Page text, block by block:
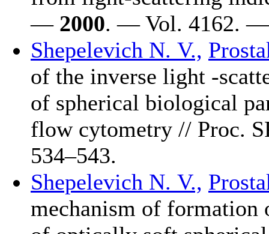
— 2000. — Vol. 4162. —
Shepelevich N. V.,
of the inverse light -
of spherical biological
flow cytometry // Proc.
534–543.
Shepelevich N. V.,
mechanism of